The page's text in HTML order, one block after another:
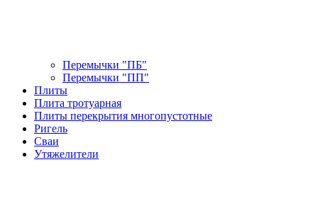
Перемычки "ПБ"
Перемычки "ПП"
Плиты
Плита тротуарная
Плиты перекрытия многопустотные
Ригель
Сваи
Утяжелители